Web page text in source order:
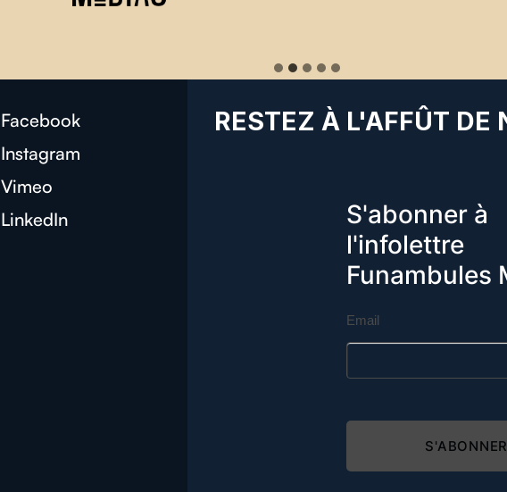
Facebook
Instagram
Vimeo
LinkedIn
RESTEZ À L'AFFÛT DE
S'abonner à
l'infolettre
Funambules
Email
S'ABONNER